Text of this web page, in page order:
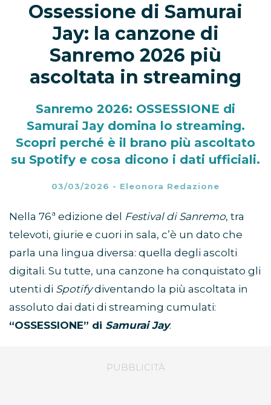
Ossessione di Samurai
Jay: la canzone di
Sanremo 2026 più
ascoltata in streaming
Sanremo 2026: OSSESSIONE di
Samurai Jay domina lo streaming.
Scopri perché è il brano più ascoltato
su Spotify e cosa dicono i dati ufficiali.
03/03/2026 - Eleonora Redazione
Nella 76ª edizione del Festival di Sanremo, tra
televoti, giurie e cuori in sala, c’è un dato che
parla una lingua diversa: quella degli ascolti
digitali. Su tutte, una canzone ha conquistato gli
utenti di Spotifydiventando la più ascoltata in
assoluto dai dati di streaming cumulati:
“OSSESSIONE” di Samurai Jay.